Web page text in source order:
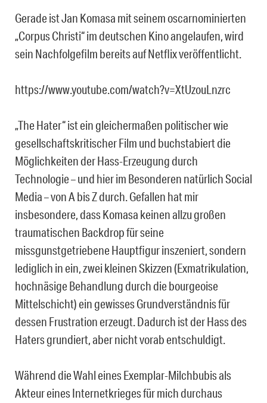
Gerade ist Jan Komasa mit seinem oscarnominierten
„Corpus Christi“ im deutschen Kino angelaufen, wird
sein Nachfolgefilm bereits auf Netflix veröffentlicht.
https://www.youtube.com/watch?v=XtUzouLnzrc
„The Hater“ ist ein gleichermaßen politischer wie
gesellschaftskritischer Film und buchstabiert die
Möglichkeiten der Hass-Erzeugung durch
Technologie – und hier im Besonderen natürlich Social
Media – von A bis Z durch. Gefallen hat mir
insbesondere, dass Komasa keinen allzu großen
traumatischen Backdrop für seine
missgunstgetriebene Hauptfigur inszeniert, sondern
lediglich in ein, zwei kleinen Skizzen (Exmatrikulation,
hochnäsige Behandlung durch die bourgeoise
Mittelschicht) ein gewisses Grundverständnis für
dessen Frustration erzeugt. Dadurch ist der Hass des
Haters grundiert, aber nicht vorab entschuldigt.
Während die Wahl eines Exemplar-Milchbubis als
Akteur eines Internetkrieges für mich durchaus